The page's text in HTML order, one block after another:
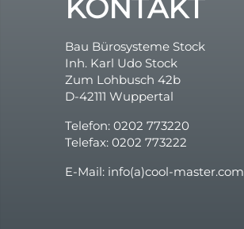
KONTAKT
Bau Bürosysteme Stock
Inh. Karl Udo Stock
Zum Lohbusch 42b
D-42111 Wuppertal
Telefon: 0202 773220
Telefax: 0202 773222
E-Mail: info(a)cool-master.com